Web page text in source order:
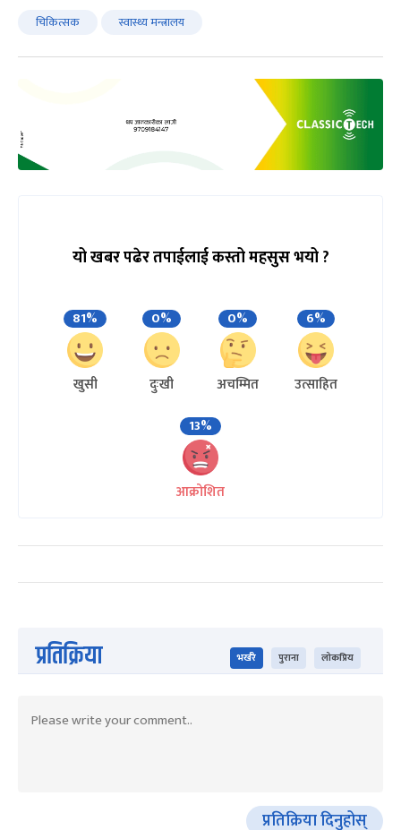
चिकित्सक स्वास्थ्य मन्त्रालय
यो खबर पढेर तपाईलाई कस्तो महसुस भयो ?
81%
खुसी
0%
दुःखी
0%
अचम्मित
6%
उत्साहित
13%
आक्रोशित
प्रतिक्रिया भर्खरै पुराना लोकप्रिय
प्रतिक्रिया दिनुहोस्